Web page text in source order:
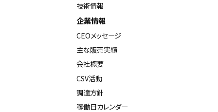
技術情報
企業情報
CEOメッセージ
主な販売実績
会社概要
CSV活動
調達方針
稼働日カレンダー